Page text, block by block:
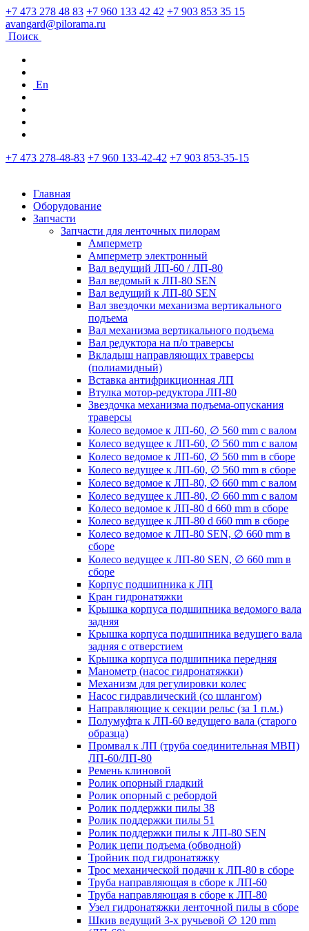
+7 473 278 48 83 +7 960 133 42 42 +7 903 853 35 15
avangard@pilorama.ru
Поиск
En
+7 473 278-48-83 +7 960 133-42-42 +7 903 853-35-15
Главная
Оборудование
Запчасти
Запчасти для ленточных пилорам
Амперметр
Амперметр электронный
Вал ведущий ЛП-60 / ЛП-80
Вал ведомый к ЛП-80 SEN
Вал ведущий к ЛП-80 SEN
Вал звездочки механизма вертикального
подъема
Вал механизма вертикального подъема
Вал редуктора на п/о траверсы
Вкладыш направляющих траверсы
(полиамидный)
Вставка антифрикционная ЛП
Втулка мотор-редуктора ЛП-80
Звездочка механизма подъема-опускания
траверсы
Колесо ведомое к ЛП-60, ∅ 560 mm с валом
Колесо ведущее к ЛП-60, ∅ 560 mm с валом
Колесо ведомое к ЛП-60, ∅ 560 mm в сборе
Колесо ведущее к ЛП-60, ∅ 560 mm в сборе
Колесо ведомое к ЛП-80, ∅ 660 mm с валом
Колесо ведущее к ЛП-80, ∅ 660 mm с валом
Колесо ведомое к ЛП-80 d 660 mm в сборе
Колесо ведущее к ЛП-80 d 660 mm в сборе
Колесо ведомое к ЛП-80 SEN, ∅ 660 mm в
сборе
Колесо ведущее к ЛП-80 SEN, ∅ 660 mm в
сборе
Корпус подшипника к ЛП
Кран гидронатяжки
Крышка корпуса подшипника ведомого вала
задняя
Крышка корпуса подшипника ведущего вала
задняя с отверстием
Крышка корпуса подшипника передняя
Манометр (насос гидронатяжки)
Механизм для регулировки колес
Насос гидравлический (со шлангом)
Направляющие к секции рельс (за 1 п.м.)
Полумуфта к ЛП-60 ведущего вала (старого
образца)
Промвал к ЛП (труба соединительная МВП)
ЛП-60/ЛП-80
Ремень клиновой
Ролик опорный гладкий
Ролик опорный с ребордой
Ролик поддержки пилы 38
Ролик поддержки пилы 51
Ролик поддержки пилы к ЛП-80 SEN
Ролик цепи подъема (обводной)
Тройник под гидронатяжку
Трос механической подачи к ЛП-80 в сборе
Труба направляющая в сборе к ЛП-60
Труба направляющая в сборе к ЛП-80
Узел гидронатяжки ленточной пилы в сборе
Шкив ведущий 3-х ручьевой ∅ 120 mm